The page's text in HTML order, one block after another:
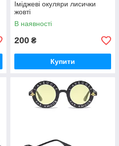
Іміджеві окуляри лисички
жовті
В наявності
200 ₴
Купити